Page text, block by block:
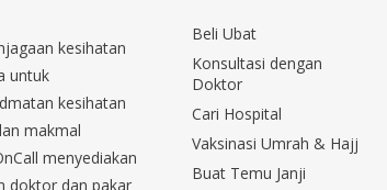
kesihatan
untuk
kesihatan
makmal
menyediakan
doktor dan pakar
Beli Ubat
Konsultasi dengan
Doktor
Cari Hospital
Vaksinasi Umrah & Hajj
Buat Temu Janji